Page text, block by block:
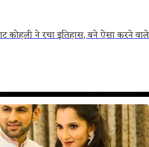
कोहली ने रचा इतिहास, बने ऐसा करने वाले